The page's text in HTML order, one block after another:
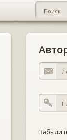
Забыли